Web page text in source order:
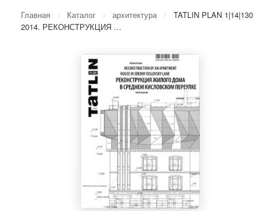
Главная › Каталог › архитектура ›
TATLIN PLAN 1|14|130
2014. РЕКОНСТРУКЦИЯ …